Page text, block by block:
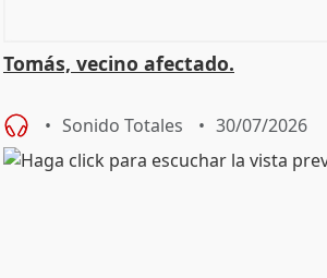
Tomás, vecino afectado.
Sonido Totales 30/07/2026